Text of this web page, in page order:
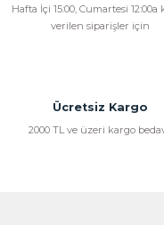
Ürün açıklamasında
Bu ürüne benzer
Hafta İçi 15:00, Cumartesi 12:00a
verilen siparişler için
Ücretsiz Kargo
2000 TL ve üzeri kargo